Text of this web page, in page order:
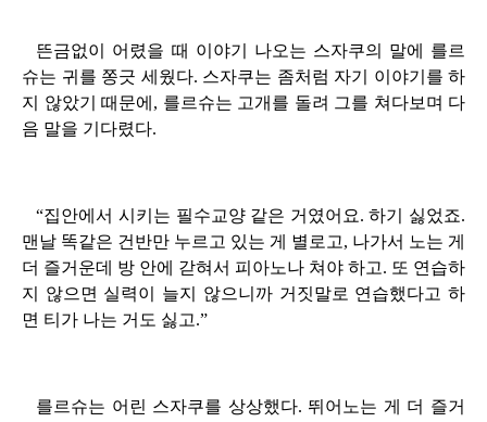
뜬금없이 어렸을 때 이야기 나오는 스자쿠의 말에 를르
슈는 귀를 쫑긋 세웠다. 스자쿠는 좀처럼 자기 이야기를 하
지 않았기 때문에, 를르슈는 고개를 돌려 그를 쳐다보며 다
음 말을 기다렸다.
“집안에서 시키는 필수교양 같은 거였어요. 하기 싫었죠.
맨날 똑같은 건반만 누르고 있는 게 별로고, 나가서 노는 게
더 즐거운데 방 안에 갇혀서 피아노나 쳐야 하고. 또 연습하
지 않으면 실력이 늘지 않으니까 거짓말로 연습했다고 하
면 티가 나는 거도 싫고.”
를르슈는 어린 스자쿠를 상상했다. 뛰어노는 게 더 즐거